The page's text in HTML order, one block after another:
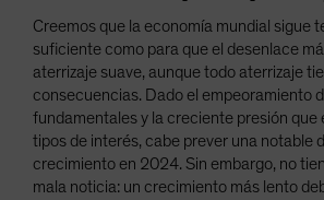
Creemos que la economía mundial sigue
suficiente como para que el desenlace
aterrizaje suave, aunque todo aterrizaje
consecuencias. Dado el empeoramiento
fundamentales y la creciente presión que
tipos de interés, cabe prever una notable
crecimiento en 2024. Sin embargo, no
mala noticia: un crecimiento más lento